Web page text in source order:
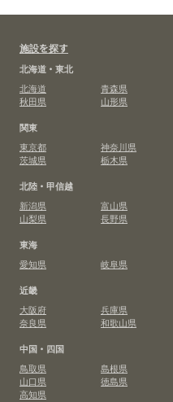
施設を探す
北海道・東北
北海道
青森県
秋田県
山形県
関東
東京都
神奈川県
茨城県
栃木県
北陸・甲信越
新潟県
富山県
山梨県
長野県
東海
愛知県
岐阜県
近畿
大阪府
兵庫県
奈良県
和歌山県
中国・四国
鳥取県
島根県
山口県
徳島県
高知県